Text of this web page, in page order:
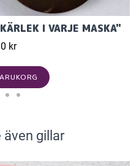
I VARJE MASKA"
kr
även gillar